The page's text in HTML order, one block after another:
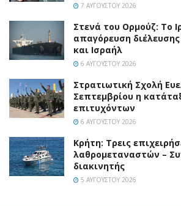
7 ΑΥΓΟΎΣΤΟΥ 2026
Στενά του Ορμούζ: Το
απαγόρευση
και Ισραήλ
6 ΑΥΓΟΎΣΤΟΥ 2026
Στρατιωτική Σχολή
Σεπτεμβρίου η
επιτυχόντων
6 ΑΥΓΟΎΣΤΟΥ 2026
Κρήτη: Τρεις
λαθρομεταναστών –
διακινητής
5 ΑΥΓΟΎΣΤΟΥ 2026